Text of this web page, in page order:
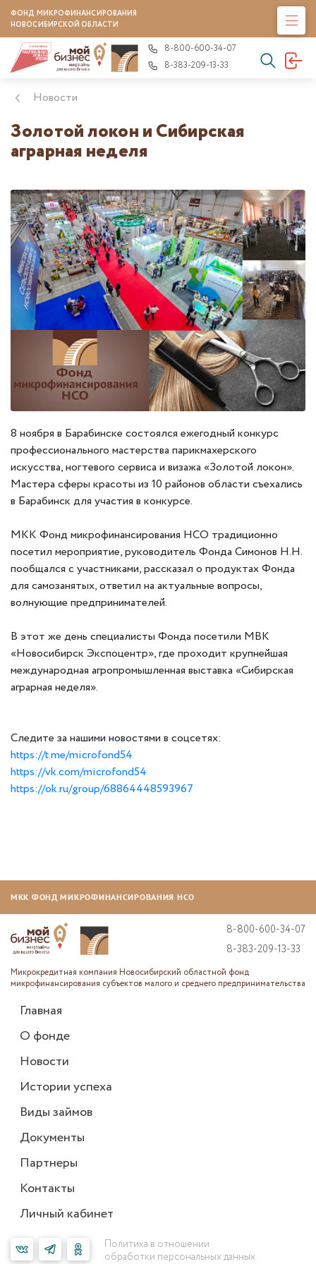
ФОНД МИКРОФИНАНСИРОВАНИЯ
НОВОСИБИРСКОЙ ОБЛАСТИ
8-800-600-34-07
8-383-209-13-33
Новости
Золотой локон и Сибирская
аграрная неделя
8 ноября в Барабинске состоялся ежегодный конкурс
профессионального мастерства парикмахерского
искусства, ногтевого сервиса и визажа «Золотой локон».
Мастера сферы красоты из 10 районов области съехались
в Барабинск для участия в конкурсе.
МКК Фонд микрофинансирования НСО традиционно
посетил мероприятие, руководитель Фонда Симонов Н.Н.
пообщался с участниками, рассказал о продуктах Фонда
для самозанятых, ответил на актуальные вопросы,
волнующие предпринимателей.
В этот же день специалисты Фонда посетили МВК
«Новосибирск Экспоцентр», где проходит крупнейшая
международная агропромышленная выставка «Сибирская
аграрная неделя».
Следите за нашими новостями в соцсетях:
https://t.me/microfond54
https://vk.com/microfond54
https://ok.ru/group/68864448593967
МКК ФОНД МИКРОФИНАНСИРОВАНИЯ НСО
8-800-600-34-07
8-383-209-13-33
Микрокредитная компания Новосибирский областной фонд
микрофинансирования субъектов малого и среднего предпринимательства
Главная
О фонде
Новости
Истории успеха
Виды займов
Документы
Партнеры
Контакты
Личный кабинет
Политика в отношении
обработки персональных данных